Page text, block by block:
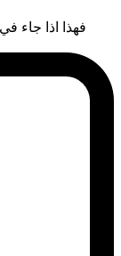
فهذا اذا جاء